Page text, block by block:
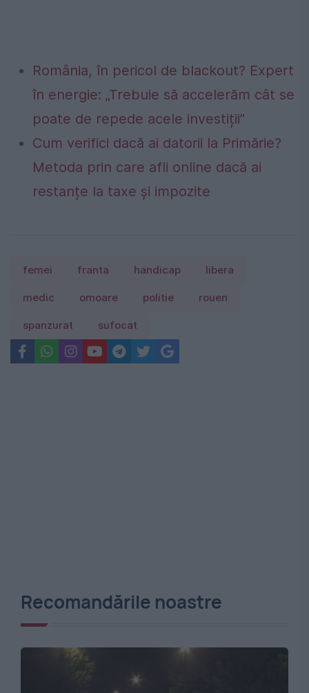
România, în pericol de blackout? Expert
în energie: „Trebuie să accelerăm cât se
poate de repede acele investiții”
Cum verifici dacă ai datorii la Primărie?
Metoda prin care afli online dacă ai
restanțe la taxe și impozite
femei franta handicap libera
medic omoare politie rouen
spanzurat sufocat
Recomandările noastre